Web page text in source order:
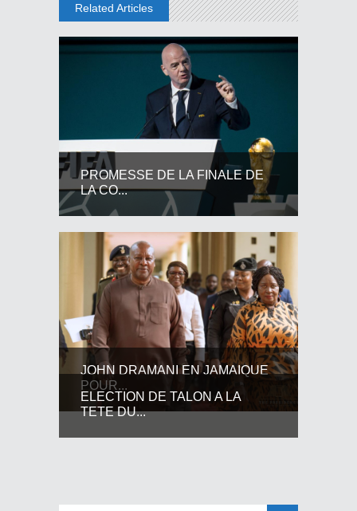
Related Articles
PROMESSE DE LA FINALE DE
LA CO...
JOHN DRAMANI EN JAMAIQUE
POUR...
ELECTION DE TALON A LA
TETE DU...